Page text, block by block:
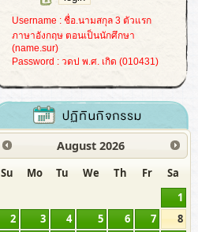
Username : ชื่อ.นามสกุล 3 ตัวแรก
ภาษาอังกฤษ ตอนเป็นนักศึกษา
(name.sur)
Password : วดป พ.ศ. เกิด (010431)
August 2026
Su Mo Tu We Th Fr
Sa
1
2
3 4 5 6 7
8